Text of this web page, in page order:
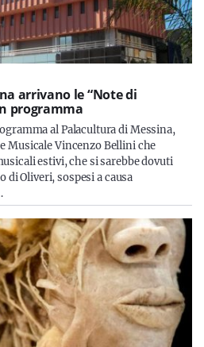
arrivano le “Note di
programma
al Palacultura di Messina,
Musicale Vincenzo Bellini che
estivi, che si sarebbe dovuti
di Oliveri, sospesi a causa